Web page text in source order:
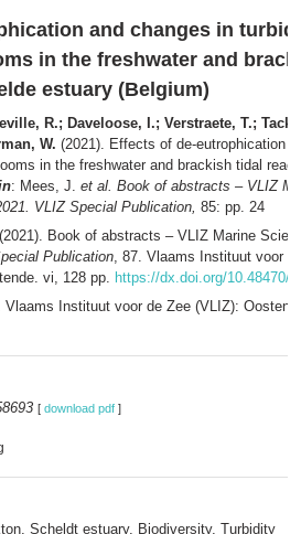
and changes in
in the freshwater and
estuary (Belgium)
R.; Daveloose, I.; Verstraete, T.;
W. (2021). Effects of de-eutrophication
in the freshwater and brackish tidal
: Mees, J. et al. Book of abstracts – VLIZ
VLIZ Special Publication, 85: pp. 24
(2021). Book of abstracts – VLIZ Marine
Publication, 87. Vlaams Instituut voor
vi, 128 pp. https://dx.doi.org/10.48470/1
Instituut voor de Zee (VLIZ):
[ download pdf ]
Scheldt estuary, Biodiversity, Turbidity